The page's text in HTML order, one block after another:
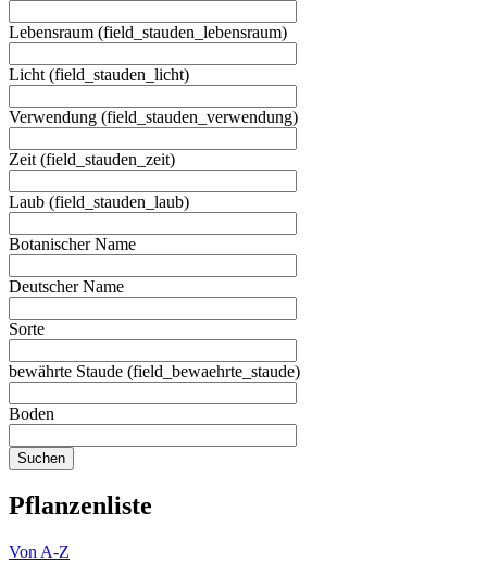
Lebensraum (field_stauden_lebensraum)
Licht (field_stauden_licht)
Verwendung (field_stauden_verwendung)
Zeit (field_stauden_zeit)
Laub (field_stauden_laub)
Botanischer Name
Deutscher Name
Sorte
bewährte Staude (field_bewaehrte_staude)
Boden
Pflanzenliste
Von A-Z